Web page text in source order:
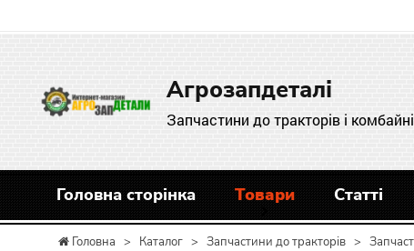
Агрозапдеталі
Запчастини до тракторів і
Головна сторінка Товари Статті
Головна > Каталог > Запчастини до тракторів >